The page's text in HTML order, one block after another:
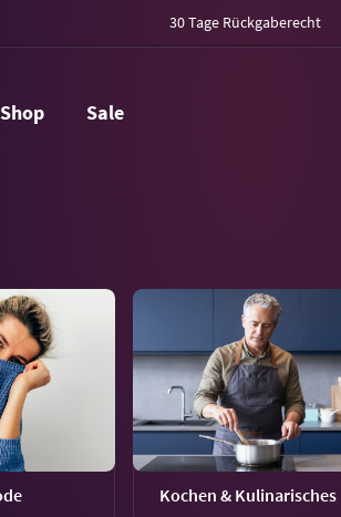
30 Tage Rückgaberecht
Shop Sale
Kochen & Kulinarisches